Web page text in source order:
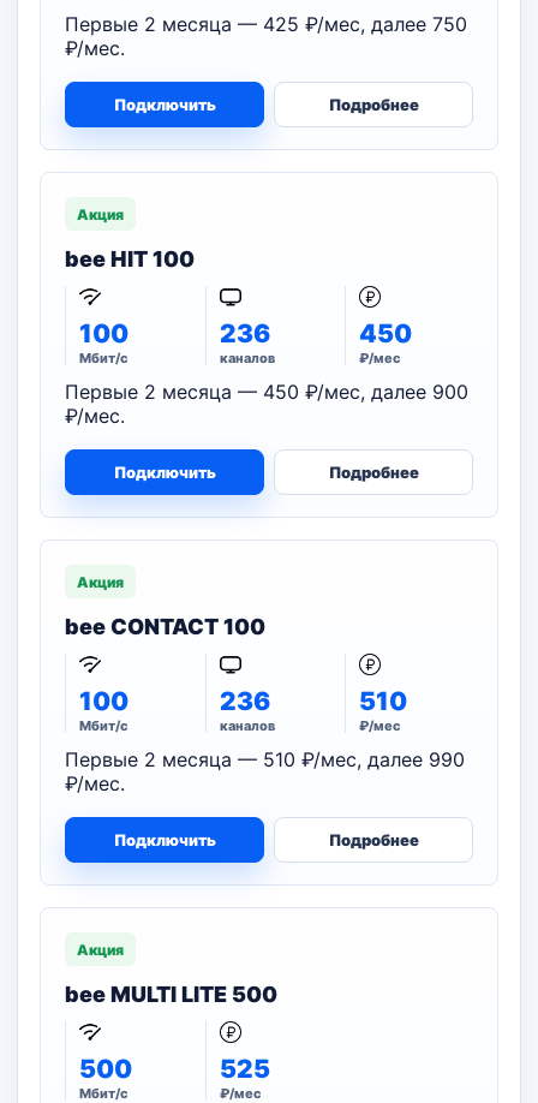
Первые 2 месяца — 425 ₽/мес, далее 750
₽/мес.
Подключить Подробнее
Акция
bee HIT 100
100
Мбит/с
236
каналов
450
₽/мес
Первые 2 месяца — 450 ₽/мес, далее 900
₽/мес.
Подключить Подробнее
Акция
bee CONTACT 100
100
Мбит/с
236
каналов
510
₽/мес
Первые 2 месяца — 510 ₽/мес, далее 990
₽/мес.
Подключить Подробнее
Акция
bee MULTI LITE 500
500
Мбит/с
525
₽/мес